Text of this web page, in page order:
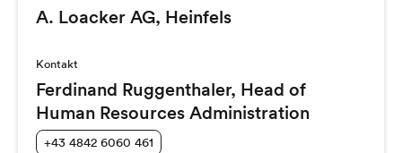
A. Loacker AG, Heinfels
Kontakt
Ferdinand Ruggenthaler, Head of
Human Resources Administration
+43 4842 6060 461